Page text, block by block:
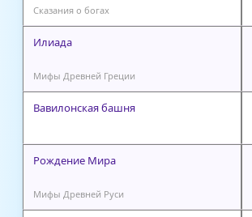
Сказания о богах
Илиада
Мифы Древней Греции
Вавилонская башня
Рождение Мира
Мифы Древней Руси